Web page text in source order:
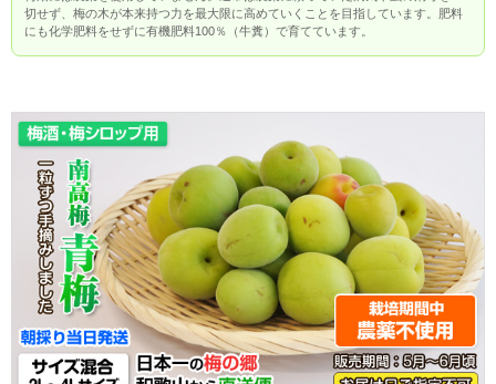
切せず、梅の木が本来持つ力を最大限に高めていくことを目指しています。肥料
にも化学肥料をせずに有機肥料100％（牛糞）で育てています。